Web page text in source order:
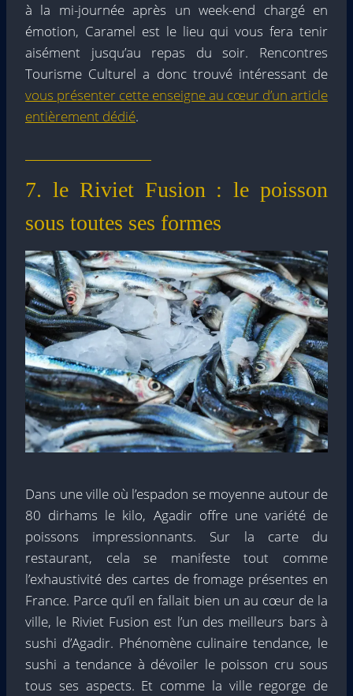
à la mi-journée après un week-end chargé en
émotion, Caramel est le lieu qui vous fera tenir
aisément jusqu’au repas du soir. Rencontres
Tourisme Culturel a donc trouvé intéressant de
vous présenter cette enseigne au cœur d’un article
entièrement dédié.
7. le Riviet Fusion : le poisson
sous toutes ses formes
Dans une ville où l’espadon se moyenne autour de
80 dirhams le kilo, Agadir offre une variété de
poissons impressionnants. Sur la carte du
restaurant, cela se manifeste tout comme
l’exhaustivité des cartes de fromage présentes en
France. Parce qu’il en fallait bien un au cœur de la
ville, le Riviet Fusion est l’un des meilleurs bars à
sushi d’Agadir. Phénomène culinaire tendance, le
sushi a tendance à dévoiler le poisson cru sous
tous ses aspects. Et comme la ville regorge de